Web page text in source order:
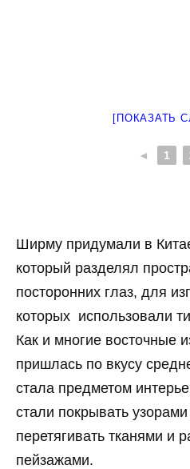
[ПОКАЗАТЬ
◄ 1
Ширму придумали в
который разделял
посторонних глаз, для
которых использовали
Как и многие восточные
пришлась по вкусу
стала предметом
стали покрывать
перетягивать тканями и
пейзажами.